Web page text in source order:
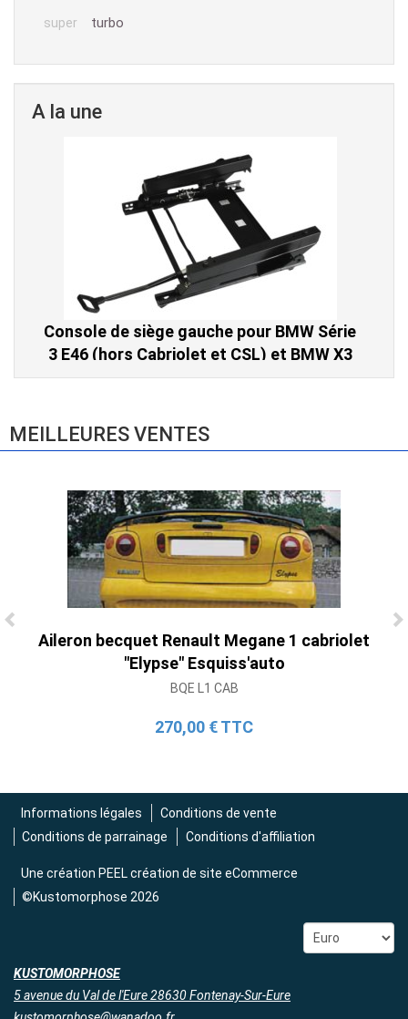
super turbo
A la une
Ligne Cat-Back Active 4 Sorties avec
Tube en H pour Ford Mustang GT & V6
(2015-2023)
Console de siège gauche pour BMW Série
3 E46 (hors Cabriolet et CSL) et BMW X3
E83 (2004-2010)
MEILLEURES VENTES
Aileron becquet Renault Megane 1 cabriolet
"Elypse" Esquiss'auto
BQE L1 CAB
270,00 € TTC
Informations légales
Conditions de vente
Conditions de parrainage
Conditions d'affiliation
Une création PEEL création de site eCommerce
©Kustomorphose 2026
KUSTOMORPHOSE
5 avenue du Val de l'Eure 28630 Fontenay-Sur-Eure